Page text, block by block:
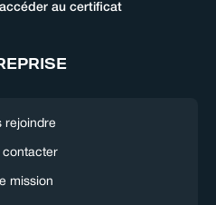
au certificat
rejoindre
contacter
mission